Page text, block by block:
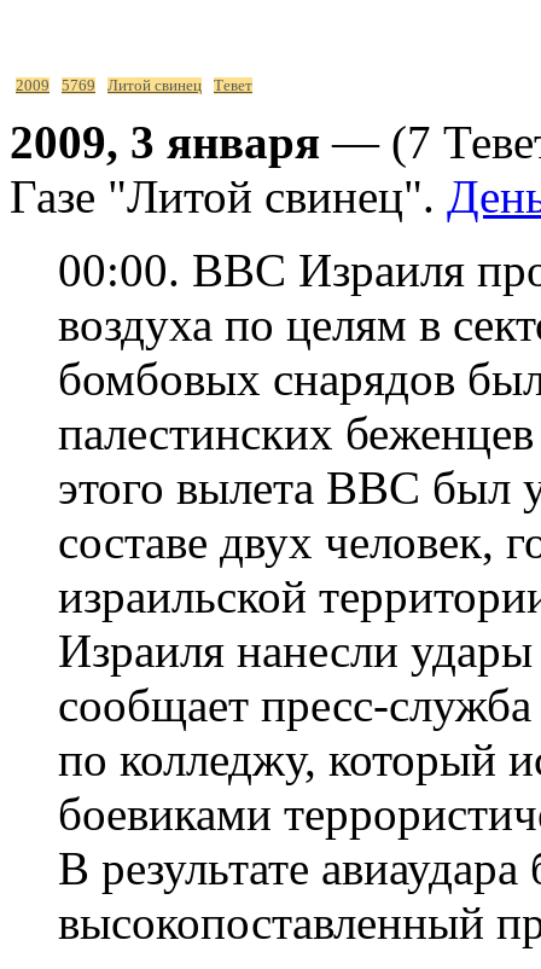
2009 5769 Литой свинец Тевет
2009, 3 января — (7
Газе "Литой свинец".
00:00. ВВС Израиля
воздуха по целям в
бомбовых снарядов
палестинских
этого вылета ВВС был
составе двух человек,
израильской
Израиля нанесли
сообщает пресс-
по колледжу, который
боевиками
В результате
высокопоставленный